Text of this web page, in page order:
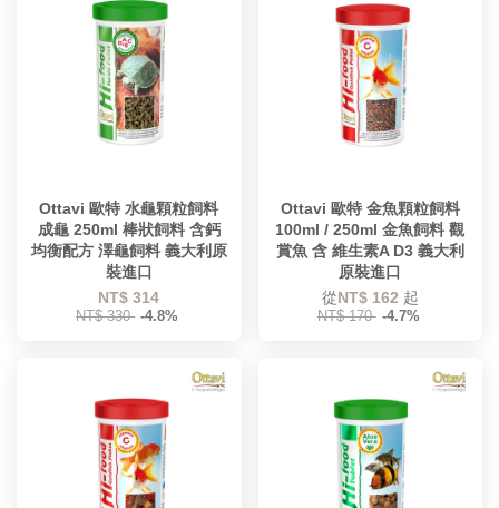
Ottavi 歐特 水龜顆粒飼料
成龜 250ml 棒狀飼料 含鈣
均衡配方 澤龜飼料 義大利原
裝進口
NT$ 314
NT$ 330 -4.8%
Ottavi 歐特 金魚顆粒飼料
100ml / 250ml 金魚飼料 觀
賞魚 含 維生素A D3 義大利
原裝進口
從NT$ 162 起
NT$ 170 -4.7%